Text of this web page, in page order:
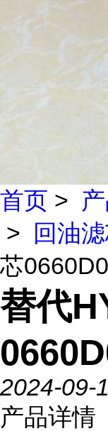
首页 >
>
回油
芯
替代
2024-09-
产品详情